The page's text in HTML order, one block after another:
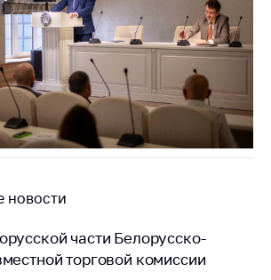
новости
части Белорусско-
торговой комиссии